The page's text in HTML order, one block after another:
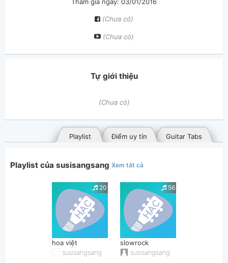
(Chưa có)
(Chưa có)
Tự giới thiệu
(Chưa có)
Guitar Tabs
Điểm uy tín
Playlist
Bài hát yêu thích
Bài hát đã đăng
Playlist của susisangsang Xem tất cả
20
hoa việt
susisangsang
56
slowrock
susisangsang